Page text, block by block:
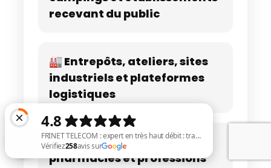
recevant du public
🏭 Entrepôts, ateliers, sites
industriels et plateformes
logistiques
🏥 Cabinets médicaux,
pharmacies et professions